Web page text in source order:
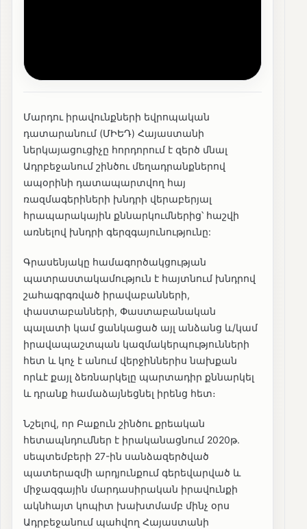
Մարդու իրավունքների եվրոպական
դատարանում (ՄԻԵԴ) Հայաստանի
ներկայացուցիչը հորդորում է զերծ մնալ
Ադրբեջանում շինծու մեղադրանքներով
ապօրինի դատապարտվող հայ
ռազմագերիների խնդրի վերաբերյալ
հրապարակային քննարկումներից՝ հաշվի
առնելով խնդրի գերզգայունությունը:
Գրասենյակը համագործակցության
պատրաստակամություն է հայտնում խնդրով
շահագրգռված իրավաբանների,
փաստաբանների, Փաստաբանական
պալատի կամ ցանկացած այլ անձանց և/կամ
իրավապաշտպան կազմակերպությունների
հետ և կոչ է անում վերջիններիս նախքան
որևէ քայլ ձեռնարկելը պարտադիր քննարկել
և դրանք համաձայնեցնել իրենց հետ։
Նշելով, որ Բաքուն շինծու քրեական
հետապնդումներ է իրականացնում 2020թ.
սեպտեմբերի 27-ին սանձազերծված
պատերազմի արդյունքում գերեվարված և
միջազգային մարդասիրական իրավունքի
ակնհայտ կոպիտ խախտմամբ մինչ օրս
Ադրբեջանում պահվող Հայաստանի